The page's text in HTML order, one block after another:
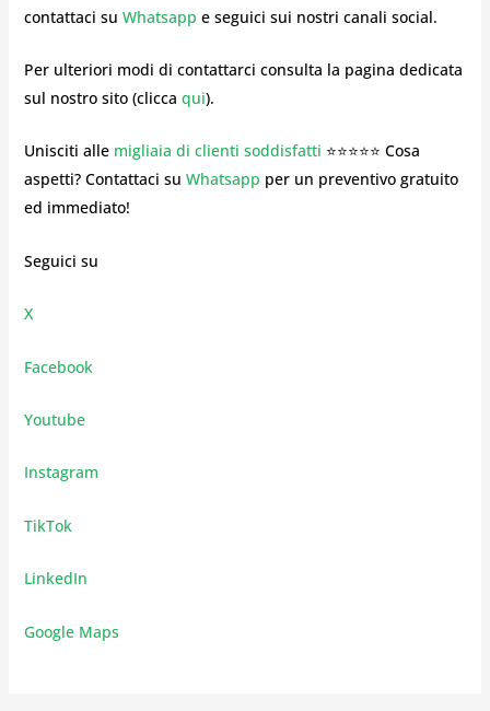
contattaci su Whatsapp e seguici sui nostri canali social.
Per ulteriori modi di contattarci consulta la pagina dedicata
sul nostro sito (clicca qui).
Unisciti alle migliaia di clienti soddisfatti ⭐⭐⭐⭐⭐ Cosa
aspetti? Contattaci su Whatsapp per un preventivo gratuito
ed immediato!
Seguici su
X
Facebook
Youtube
Instagram
TikTok
LinkedIn
Google Maps